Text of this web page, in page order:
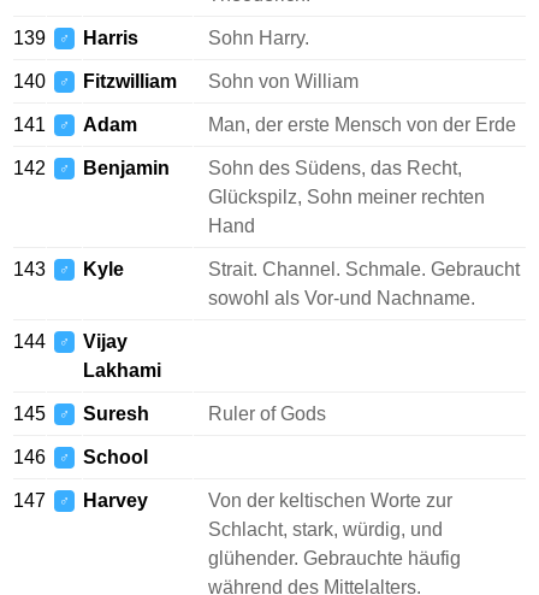
139 ♂ Harris Sohn Harry.
140 ♂ Fitzwilliam Sohn von William
141 ♂ Adam Man, der erste Mensch von der Erde
142 ♂ Benjamin
Sohn des Südens, das Recht,
Glückspilz, Sohn meiner rechten
Hand
143 ♂ Kyle
Strait. Channel. Schmale. Gebraucht
sowohl als Vor-und Nachname.
144 ♂
Vijay
Lakhami
145 ♂ Suresh Ruler of Gods
146 ♂ School
147 ♂ Harvey
Von der keltischen Worte zur
Schlacht, stark, würdig, und
glühender. Gebrauchte häufig
während des Mittelalters.